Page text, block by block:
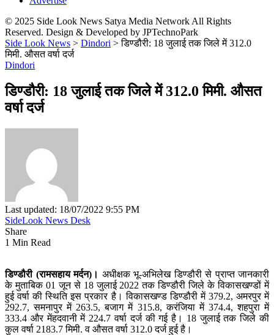
© 2025 Side Look News Satya Media Network All Rights
Reserved. Design & Developed by JPTechnoPark
Side Look News > Dindori >डिण्‍डौरी: 18 जुलाई तक जिले में 312.0
मिमी. औसत वर्षा दर्ज
Dindori
डिण्‍डौरी: 18 जुलाई तक जिले में 312.0 मिमी. औसत
वर्षा दर्ज
Last updated: 18/07/2022 9:55 PM
SideLook News Desk
Share
1 Min Read
डिण्‍डौरी (रामसहाय मर्दन)। अधीक्षक भू-अभिलेख डिण्डौरी से प्राप्त जानकारी
के मुताबिक 01 जून से 18 जुलाई 2022 तक डिण्डौरी जिले के विकासखण्डों में
हुई वर्षा की स्थिति इस प्रकार है। विकासखण्ड डिण्डौरी में 379.2, अमरपुर में
292.7, समनापुर में 263.5, बजाग में 315.8, करंजिया में 374.4, शहपुरा में
333.4 और मेंहदवानी में 224.7 वर्षा दर्ज की गई है। 18 जुलाई तक जिले की
कुल वर्षा 2183.7 मिमी. व औसत वर्षा 312.0 दर्ज हुई है।